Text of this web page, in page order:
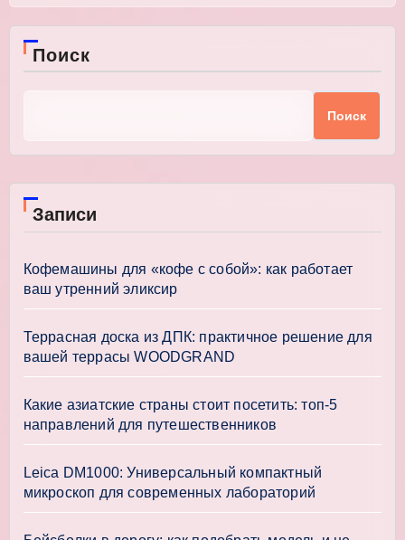
Поиск
Поиск
Записи
Кофемашины для «кофе с собой»: как работает
ваш утренний эликсир
Террасная доска из ДПК: практичное решение для
вашей террасы WOODGRAND
Какие азиатские страны стоит посетить: топ-5
направлений для путешественников
Leica DM1000: Универсальный компактный
микроскоп для современных лабораторий